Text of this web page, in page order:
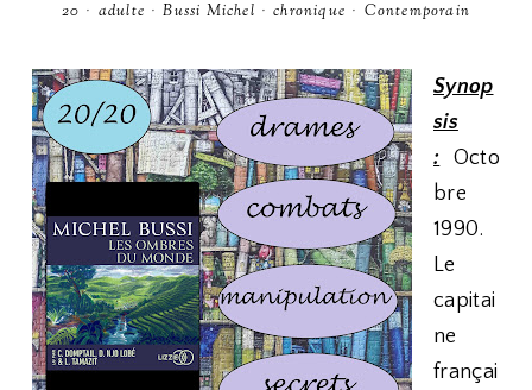
20 · adulte · Bussi Michel · chronique · Contemporain
Synop
sis
: Octo
bre
1990.
Le
capitai
ne
françai